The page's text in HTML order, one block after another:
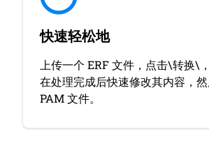
快速轻松地
上传一个 ERF 文件，点击\转换\
在处理完成后快速修改其内容，
PAM 文件。